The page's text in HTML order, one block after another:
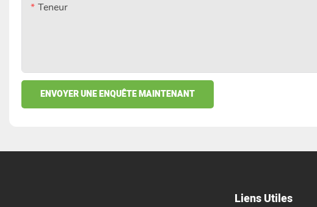
Teneur
ENVOYER UNE ENQUÊTE MAINTENANT
Liens Utiles